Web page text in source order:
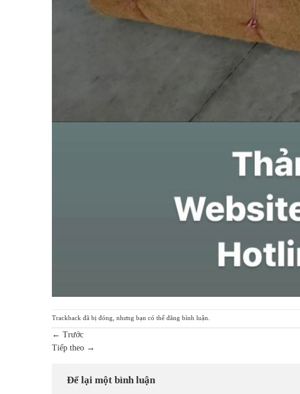
Trackback đã bị đóng, nhưng bạn có thể đăng bình luận
← Trước
Tiếp theo →
Để lại một bình luận